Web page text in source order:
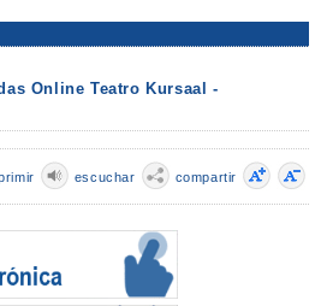
Online Teatro Kursaal -
compartir
escuchar